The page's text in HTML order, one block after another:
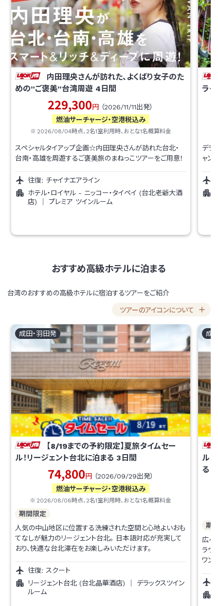
内田理央さんが訪れた、よくばり女子のた
めの”ご褒美”台湾周遊 4 日間
229,300円 （2026/11/11出発）
燃油サーチャージ・空港税込み
2026/08/04時点、 2名1室利用時、おとな1名概算料金
スペシャルタイアップ企画☆内田理央さんが訪れた台北・
台南・高雄を周遊するご褒美旅のまねっこツアーをご用意！
往復: チャイナエアライン
ホテル・ロイヤル - ニッコー・タイペイ (台北老爺大酒
店)
プレミア ツインルーム
ラ
デラ
ャン
おすすめ高級ホテルに泊まる
台湾のおすすめの高級ホテルに宿泊するツアーをご紹介
ツアーのアイコンについて
【8/19までの予約限定】夏旅タイムセー
ル！リージェント台北に泊まる 3 日間
成田・羽田発
74,800円 （2026/09/29出発）
燃油サーチャージ・空港税込み
2026/08/06時点、 2名1室利用時、おとな1名概算料金
期間限定
人気の中山地区に位置する洗練された空間と心地よいおも
てなしが魅力のリージェント台北。 日本語対応が充実して
おり、快適な台北滞在をお楽しみいただけます。
往復: スクート
リージェント台北 (台北晶華酒店)
デラックスツイン
ルーム
ル
る！
成
期
広々
ラウ
ワン
以下